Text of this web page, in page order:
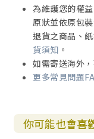
為維護您的權
原狀並依原包
退貨之商品、
貨須知 。
如需寄送海外
更多常見問題
你可能也會喜